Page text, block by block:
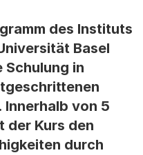
des Instituts
Basel
Schulung in
von 5
der Kurs den
durch